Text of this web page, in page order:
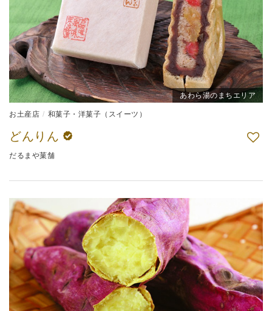
あわら湯のまちエリア
お土産店 和菓子・洋菓子（スイーツ）
どんりん
だるまや菓舗